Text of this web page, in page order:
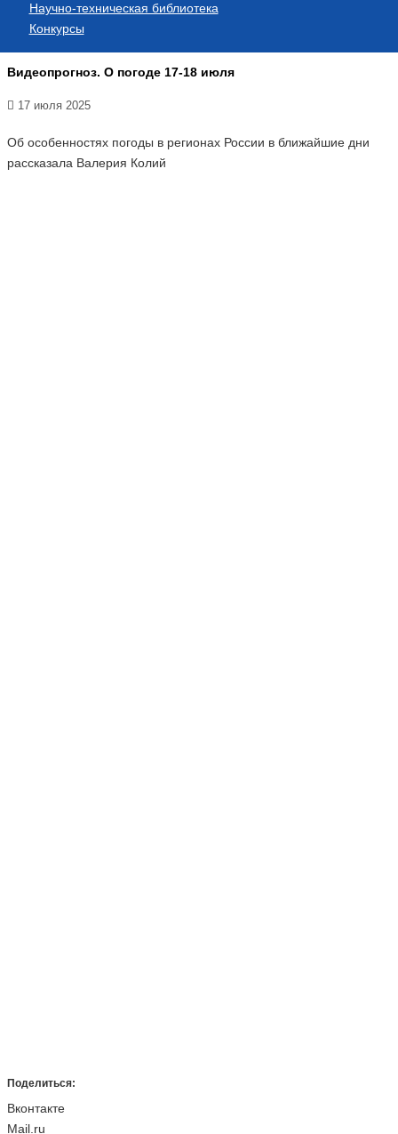
Научно-техническая библиотека
Конкурсы
Видеопрогноз. О погоде 17-18 июля
17 июля 2025
Об особенностях погоды в регионах России в ближайшие дни
рассказала Валерия Колий
Поделиться:
Вконтакте
Mail.ru